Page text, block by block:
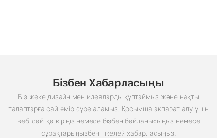
Бізбен Хабарласыңы
Біз жеке дизайн мен идеяларды құптаймыз және нақты
талаптарға сай өмір сүре аламыз. Қосымша ақпарат алу үшін
веб-сайтқа кіріңіз немесе бізбен байланысыңыз немесе
сұрақтарыңызбен тікелей хабарласыңыз.